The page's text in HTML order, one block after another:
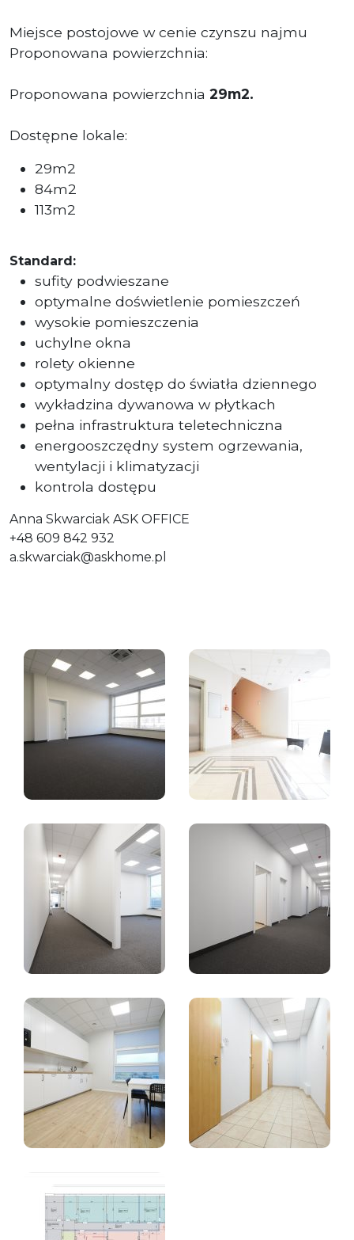
Miejsce postojowe w cenie czynszu najmu
Proponowana powierzchnia:
Proponowana powierzchnia 29m2.
Dostępne lokale:
29m2
84m2
113m2
Standard:
sufity podwieszane
optymalne doświetlenie pomieszczeń
wysokie pomieszczenia
uchylne okna
rolety okienne
optymalny dostęp do światła dziennego
wykładzina dywanowa w płytkach
pełna infrastruktura teletechniczna
energooszczędny system ogrzewania,
wentylacji i klimatyzacji
kontrola dostępu
Anna Skwarciak ASK OFFICE
+48 609 842 932
a.skwarciak@askhome.pl